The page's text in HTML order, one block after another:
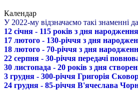
Календар
У 2022-му відзначаємо такі знаменні
12 січня - 115 років з дня
17 лютого - 130-річчя з дня
18 лютого - 70-річчя з дня
22 серпня - 30-річчя передачі
30 листопада - 20 років з дня
3 грудня - 300-річчя Григорія
24 грудня - 85-річчя В'ячеслава